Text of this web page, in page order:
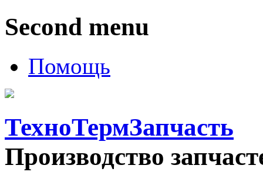
Second menu
Помощь
ТехноТермЗапчасть
Производство